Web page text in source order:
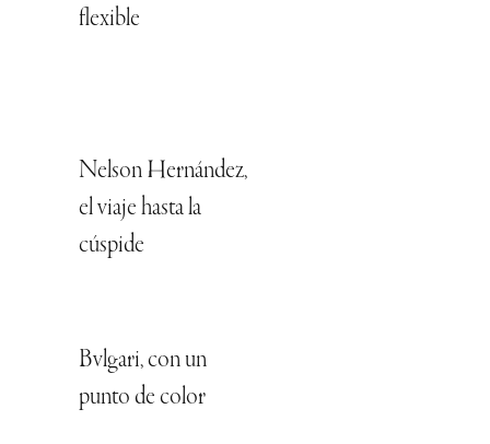
flexible
Nelson Hernández,
el viaje hasta la
cúspide
Bvlgari, con un
punto de color